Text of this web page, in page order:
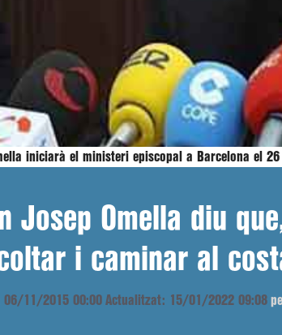
iniciarà el ministeri episcopal a Barcelona el 26
Josep Omella diu
i caminar al
06/11/2015 00:00 Actualitzat: 15/01/2022 09:08